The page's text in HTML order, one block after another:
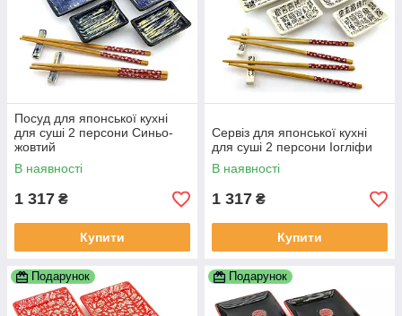
Посуд для японської кухні
для суші 2 персони Синьо-
жовтий
В наявності
1 317 ₴
Купити
Сервіз для японської кухні
для суші 2 персони Іогліфи
В наявності
1 317 ₴
Купити
Подарунок Подарунок